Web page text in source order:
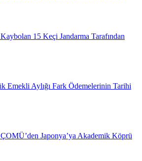
Kaybolan 15 Keçi Jandarma Tarafından
Emekli Aylığı Fark Ödemelerinin Tarihi
ÇOMÜ’den Japonya’ya Akademik Köprü